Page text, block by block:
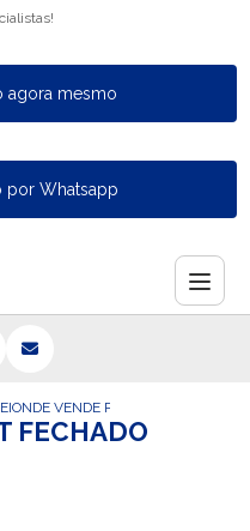
agora mesmo
por Whatsapp
PEQUENO
ONDE VENDE PALLET FECHADO
FECHADO